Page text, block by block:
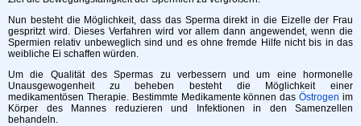
Nun besteht die Möglichkeit, dass das Sperma direkt in die Eizelle der Frau
gespritzt wird. Dieses Verfahren wird vor allem dann angewendet, wenn die
Spermien relativ unbeweglich sind und es ohne fremde Hilfe nicht bis in das
weibliche Ei schaffen würden.
Um die Qualität des Spermas zu verbessern und um eine hormonelle
Unausgewogenheit zu beheben besteht die Möglichkeit einer
medikamentösen Therapie. Bestimmte Medikamente können dasÖstrogen im
Körper des Mannes reduzieren und Infektionen in den Samenzellen
behandeln.